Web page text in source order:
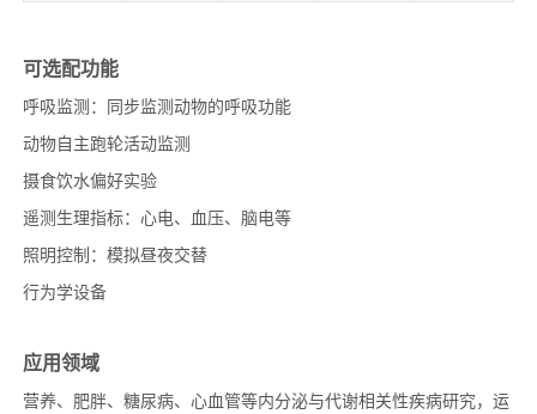
可选配功能
呼吸监测：同步监测动物的呼吸功能
动物自主跑轮活动监测
摄食饮水偏好实验
遥测生理指标：心电、血压、脑电等
照明控制：模拟昼夜交替
行为学设备
应用领域
营养、肥胖、糖尿病、心血管等内分泌与代谢相关性疾病研究，运